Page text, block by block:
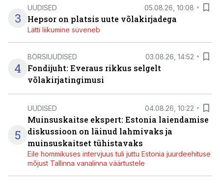
3
UUDISED 05.08.26, 10:08
Hepsor on platsis uute võlakirjadega
Lätti liikumine süveneb
4
BÖRSIUUDISED 03.08.26, 14:52
Fondijuht: Everaus rikkus selgelt
võlakirjatingimusi
5
UUDISED 04.08.26, 10:22
Muinsuskaitse ekspert: Estonia laiendamise
diskussioon on läinud lahmivaks ja
muinsuskaitset tühistavaks
Eile hommikuses intervjuus tuli juttu Estonia juurdeehituse
mõjust Tallinna vanalinna väärtustele